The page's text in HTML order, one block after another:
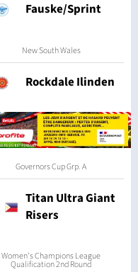
Fauske/Sprint
New South Wales
Rockdale Ilinden
Governors Cup Grp. A
Titan Ultra Giant
Risers
Women's Champions League
Qualification 2nd Round